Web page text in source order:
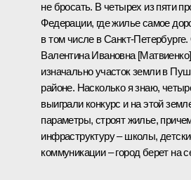
не бросать. В четырех из пяти
Федерации, где жилье самое
в том числе в Санкт-Петербурге.
Валентина Ивановна
изначально участок земли в
районе. Насколько я знаю,
выиграли конкурс и на этой
параметры, строят жилье,
инфраструктуру – школы,
коммуникации – город берет на